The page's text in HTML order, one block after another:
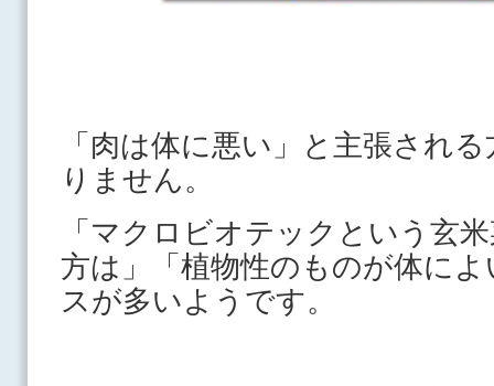
「肉は体に悪い」と主張され
りません。
「マクロビオテックという玄
方は」「植物性のものが体に
スが多いようです。